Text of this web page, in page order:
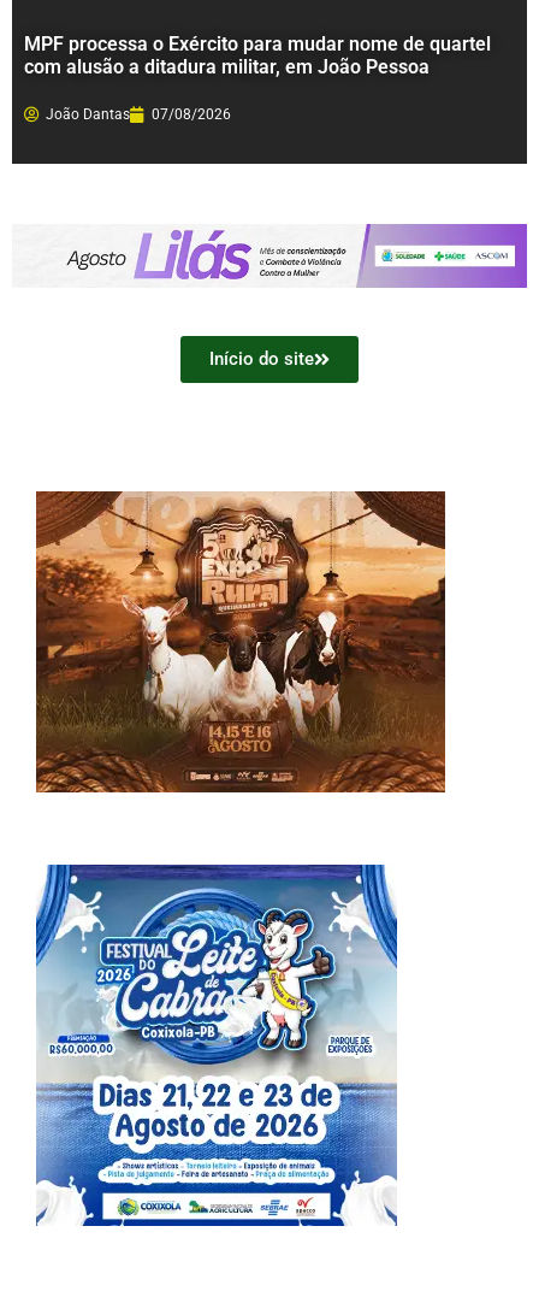
MPF processa o Exército para mudar nome de quartel
com alusão a ditadura militar, em João Pessoa
João Dantas 07/08/2026
Início do site